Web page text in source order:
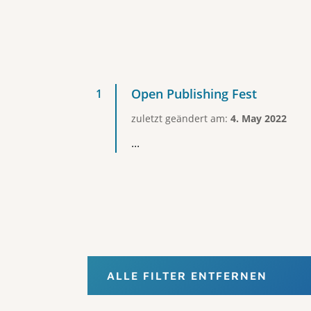
Open Publishing Fest
zuletzt geändert am: 4. May 2022
...
ALLE FILTER ENTFERNEN